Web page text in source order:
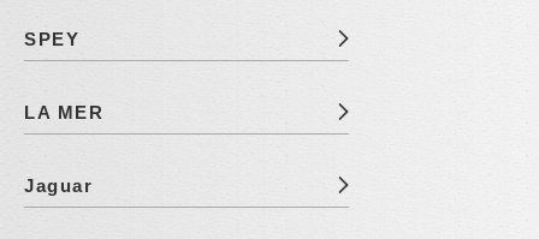
SPEY
LA MER
Jaguar